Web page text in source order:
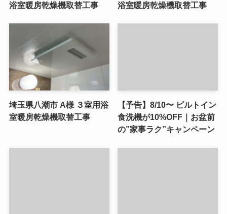
浴室暖房乾燥機取替工事
浴室暖房乾燥機取替工事
埼玉県八潮市 A様 ３室用浴
室暖房乾燥機取替工事
【予告】8/10〜 ビルトイン
食洗機が10%OFF｜お盆前
の”家事ラク”キャンペーン